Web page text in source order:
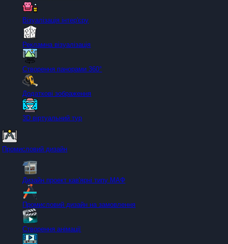
Візуалізація інтер'єру
Рекламна візуалізація
Створення панорами 360°
Додаткові зображення
3D віртуальний тур
Промисловий дизайн
Дизайн проект кав'ярні типу МАФ
Промисловий дизайн на замовлення
Створення анімації